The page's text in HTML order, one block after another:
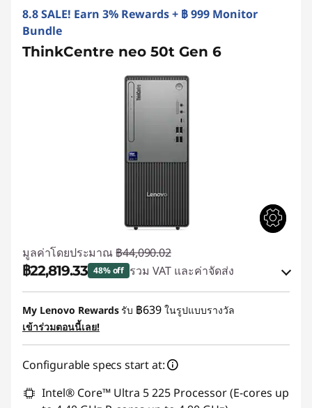
8.8 SALE! Earn 3% Rewards + ฿ 999 Monitor
Bundle
ThinkCentre neo 50t Gen 6
มูลค่าโดยประมาณ ฿44,090.02
฿22,819.33 48% off รวม VAT และค่าจัดส่ง
ประหยัดทันที :-฿20,825.40
การประหยัด eCoupon :
ใช้ eCoupon :88SALETH
My Lenovo Rewardsรับ ฿639 ในรูปแบบรางวัล
เข้าร่วมตอนนี้เลย!
Configurable specs start at:
Intel® Core™ Ultra 5 225 Processor (E-cores up